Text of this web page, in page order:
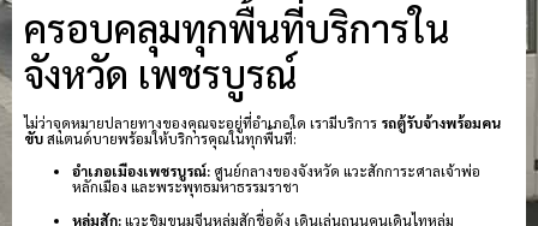
ครอบคลุมทุกพื้นที่บริการใน
จังหวัด เพชรบูรณ์
ไม่ว่าจุดหมายปลายทางของคุณจะอยู่ที่อำเภอใด เรามีบริการ รถตู้รับจ้างพร้อมคน
ขับสแตนด์บายพร้อมให้บริการคุณในทุกพื้นที่:
อำเภอเมืองเพชรบูรณ์: ศูนย์กลางของจังหวัด แวะสักการะศาลเจ้าพ่อ
หลักเมือง และพระพุทธมหาธรรมราชา
หล่มสัก:แวะชิมขนมจีนหล่มสักชื่อดัง เดินเล่นถนนคนเดินไทหล่ม